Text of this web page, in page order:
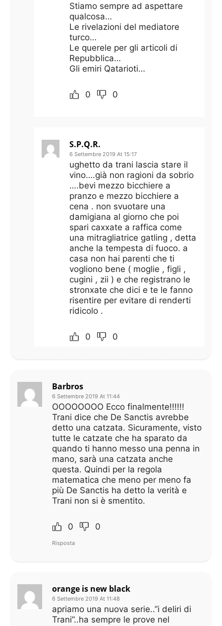
Stiamo sempre ad aspettare
qualcosa…
Le rivelazioni del mediatore
turco…
Le querele per gli articoli di
Repubblica…
Gli emiri Qatarioti…
0 0
S.P.Q.R.
6 Settembre 2019 At 15:17
ughetto da trani lascia stare il
vino….già non ragioni da sobrio
….bevi mezzo bicchiere a
pranzo e mezzo bicchiere a
cena . non svuotare una
damigiana al giorno che poi
spari caxxate a raffica come
una mitragliatrice gatling , detta
anche la tempesta di fuoco. a
casa non hai parenti che ti
vogliono bene ( moglie , figli ,
cugini , zii ) e che registrano le
stronxate che dici e te le fanno
risentire per evitare di renderti
ridicolo .
0 0
Barbros
6 Settembre 2019 At 11:44
OOOOOOOO Ecco finalmente!!!!!!
Trani dice che De Sanctis avrebbe
detto una catzata. Sicuramente, visto
tutte le catzate che ha sparato da
quando ti hanno messo una penna in
mano, sarà una catzata anche
questa. Quindi per la regola
matematica che meno per meno fa
più De Sanctis ha detto la verità e
Trani non si è smentito.
0 0
Risposta
orange is new black
6 Settembre 2019 At 11:48
apriamo una nuova serie..”i deliri di
Trani”..ha sempre le prove nel